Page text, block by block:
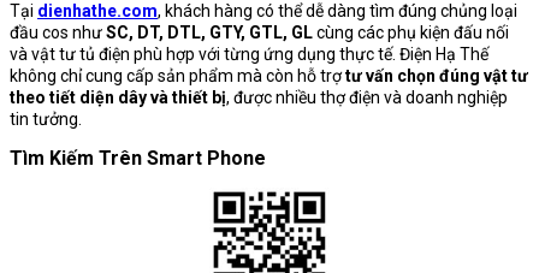
Tại dienhathe.com, khách hàng có thể dễ dàng tìm đúng chủng loại
đầu cos nhưSC, DT, DTL, GTY, GTL, GLcùng các phụ kiện đấu nối
và vật tư tủ điện phù hợp với từng ứng dụng thực tế. Điện Hạ Thế
không chỉ cung cấp sản phẩm mà còn hỗ trợtư vấn chọn đúng vật tư
theo tiết diện dây và thiết bị, được nhiều thợ điện và doanh nghiệp
tin tưởng.
Tìm Kiếm Trên Smart Phone